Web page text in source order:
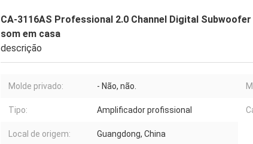
CA-3116AS Professional 2.0 Channel Digital
som em casa
descrição
Molde privado: - Não, não.
Tipo: Amplificador profissional
Local de origem: Guangdong, China